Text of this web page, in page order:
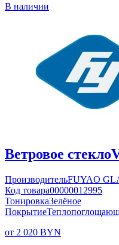
В наличии
Ветровое стекло
ПроизводительFUYAO
Код товара00000012995
ТонировкаЗелёное
Покрытие
от 2 020 BYN